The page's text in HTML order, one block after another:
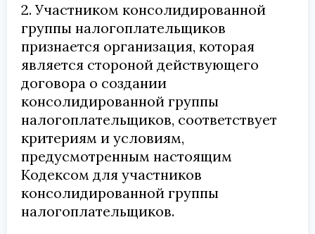
2. Участником консолидированной
группы налогоплательщиков
признается организация, которая
является стороной действующего
договора о создании
консолидированной группы
налогоплательщиков, соответствует
критериям и условиям,
предусмотренным настоящим
Кодексом для участников
консолидированной группы
налогоплательщиков.